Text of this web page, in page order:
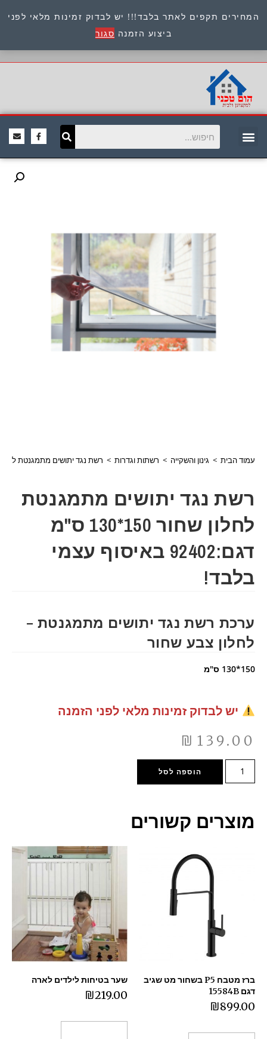
המחירים תקפים לאתר בלבד!!! יש לבדוק זמינות מלאי לפני
ביצוע הזמנה סגור
כתובת : היוזמים 9 אור יהודה שירות לקוחות 054-
8945722
עמוד הבית > גינון והשקייה > רשתות וגדרות > רשת נגד יתושים מתמגנטת לחלון שחור 150*130 ס"מ דגם:92402
רשת נגד יתושים מתמגנטת
לחלון שחור 150*130 ס"מ
דגם:92402 באיסוף עצמי
בלבד!
ערכת רשת נגד יתושים מתמגנטת –
לחלון צבע שחור
150*130 ס"מ
יש לבדוק זמינות מלאי לפני הזמנה
₪ 139.00
הוספה לסל
מוצרים קשורים
ברז מטבח P5 בשחור מט שגיב
דגם 15584B
₪899.00
שער בטיחות לילדים לארה
₪219.00